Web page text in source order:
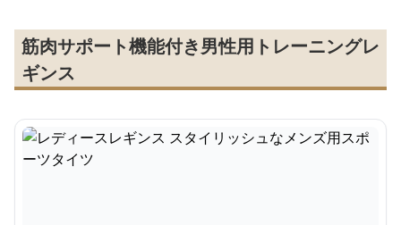
筋肉サポート機能付き男性用トレーニングレ
ギンス